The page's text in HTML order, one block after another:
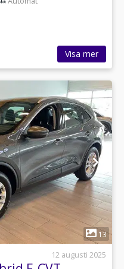
Visa mer
13
12 augusti 2025